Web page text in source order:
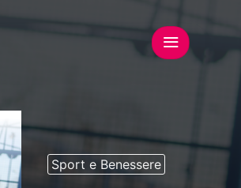
Sport e Benessere